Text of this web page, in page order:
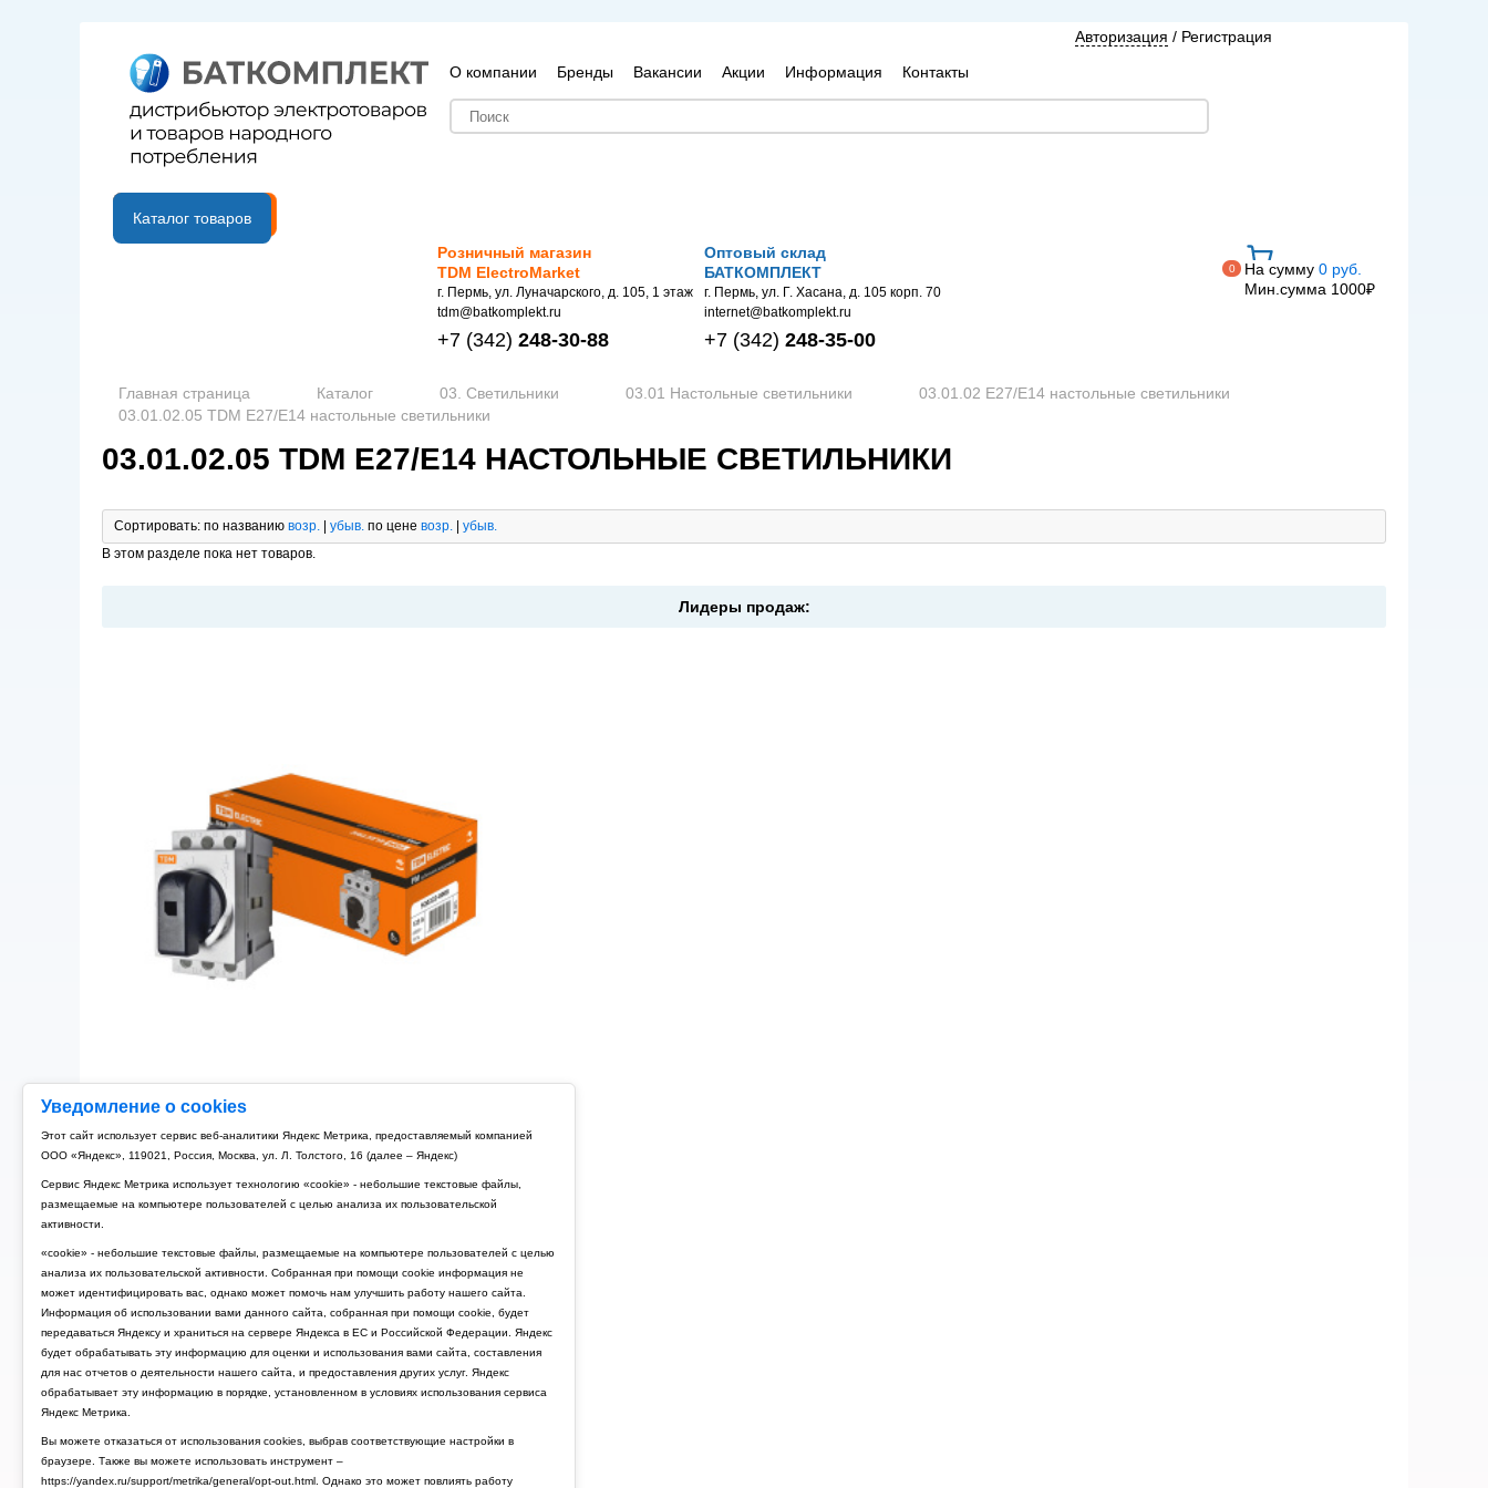
Уведомление о cookies
Этот сайт использует сервис веб-аналитики Яндекс Метрика, предоставляемый компанией
ООО «Яндекс», 119021, Россия, Москва, ул. Л. Толстого, 16 (далее – Яндекс)
Сервис Яндекс Метрика использует технологию «cookie» - небольшие текстовые файлы,
размещаемые на компьютере пользователей с целью анализа их пользовательской
активности.
«cookie» - небольшие текстовые файлы, размещаемые на компьютере пользователей с целью
анализа их пользовательской активности. Собранная при помощи cookie информация не
может идентифицировать вас, однако может помочь нам улучшить работу нашего сайта.
Информация об использовании вами данного сайта, собранная при помощи cookie, будет
передаваться Яндексу и храниться на сервере Яндекса в ЕС и Российской Федерации. Яндекс
будет обрабатывать эту информацию для оценки и использования вами сайта, составления
для нас отчетов о деятельности нашего сайта, и предоставления других услуг. Яндекс
обрабатывает эту информацию в порядке, установленном в условиях использования сервиса
Яндекс Метрика.
Вы можете отказаться от использования cookies, выбрав соответствующие настройки в
браузере. Также вы можете использовать инструмент –
https://yandex.ru/support/metrika/general/opt-out.html. Однако это может повлиять работу
О компании Бренды Вакансии Акции Информация Контакты
Авторизация / Регистрация
B2B портал
Каталог товаров
Розничный магазин
TDM ElectroMarket
г. Пермь, ул. Луначарского, д. 105, 1 этаж
tdm@batkomplekt.ru
+7 (342) 248-30-88
Оптовый склад
БАТКОМПЛЕКТ
г. Пермь, ул. Г. Хасана, д. 105 корп. 70
internet@batkomplekt.ru
+7 (342) 248-35-00
0 На сумму 0 руб.
Мин.сумма 1000₽
Главная страница Каталог 03. Светильники 03.01 Настольные светильники
03.01.02 Е27/Е14 настольные светильники
03.01.02.05 TDM Е27/Е14 настольные светильники
03.01.02.05 TDM Е27/Е14 НАСТОЛЬНЫЕ СВЕТИЛЬНИКИ
Сортировать: по названию возр. | убыв. по цене возр. | убыв.
В этом разделе пока нет товаров.
Лидеры продаж: